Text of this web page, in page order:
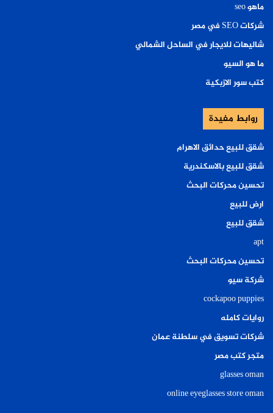
ماهو seo
شركات SEO في مصر
شاليهات للايجار في الساحل الشمالي
ما هو السيو
كتب سور الازبكية
روابط مفيدة
شقق للبيع حدائق الاهرام
شقق للبيع بالاسكندرية
تحسين محركات البحث
ارض للبيع
شقق للبيع
apt
تحسين محركات البحث
شركة سيو
cockapoo puppies
روايات كامله
شركات تسويق في سلطنة عمان
متجر كتب مصر
glasses oman
online eyeglasses store oman